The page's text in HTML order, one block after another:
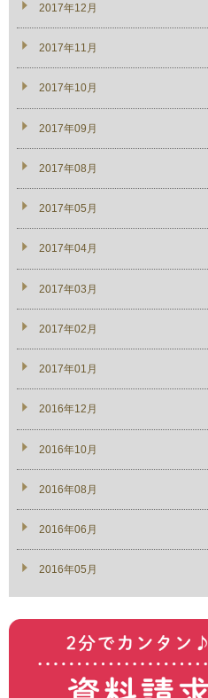
2017年12月
2017年11月
2017年10月
2017年09月
2017年08月
2017年05月
2017年04月
2017年03月
2017年02月
2017年01月
2016年12月
2016年10月
2016年08月
2016年06月
2016年05月